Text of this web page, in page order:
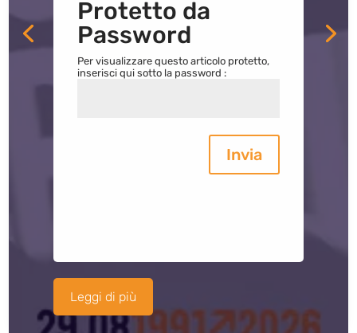
Protetto da
Password
Per visualizzare questo articolo protetto,
inserisci qui sotto la password :
Invia
Leggi di più